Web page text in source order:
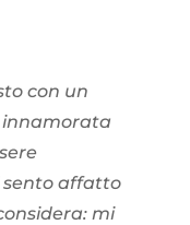
con un
innamorata
sento affatto
mi